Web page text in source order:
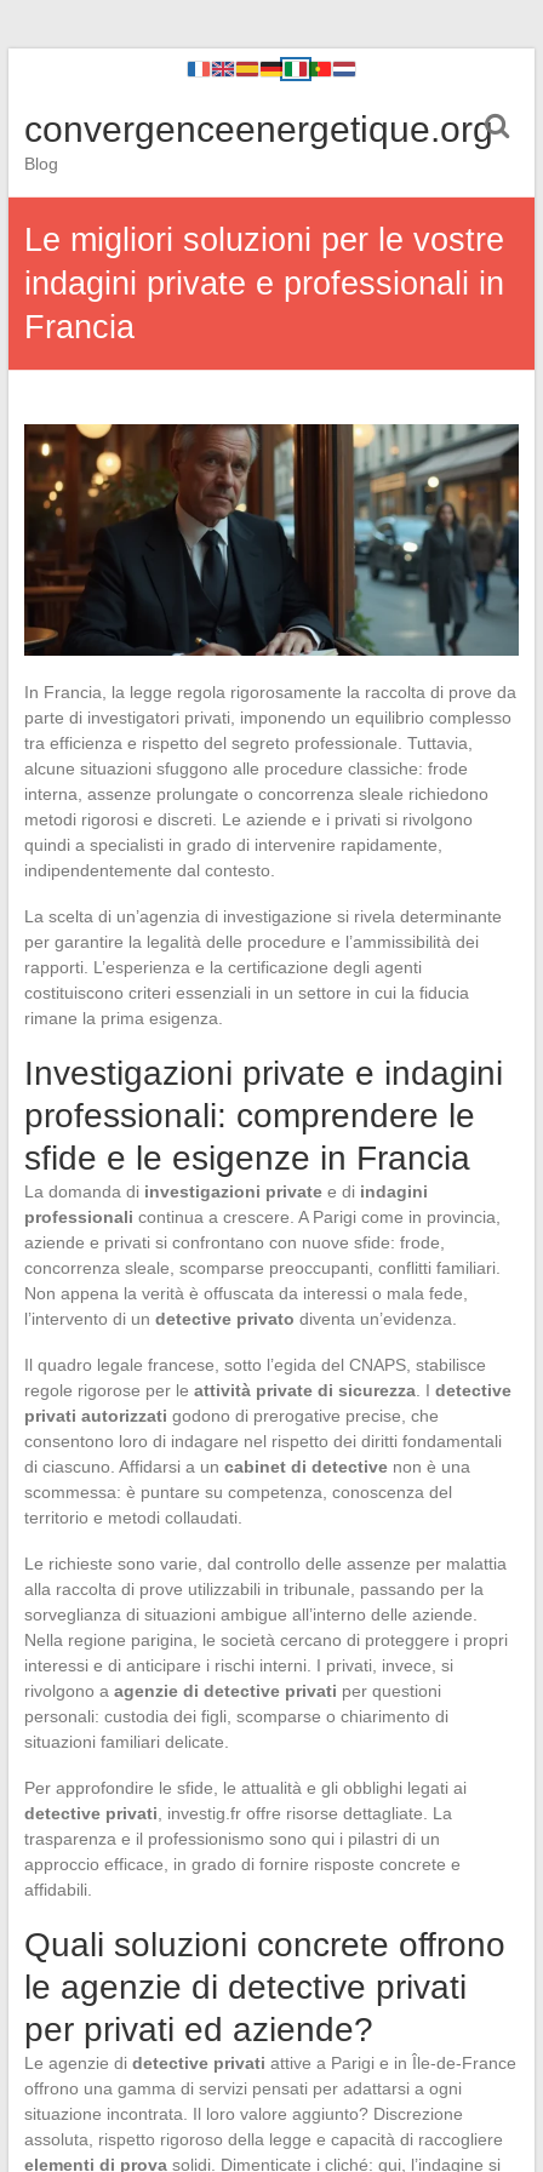
convergenceenergetique.org
Blog
Le migliori soluzioni per le vostre
indagini private e professionali in
Francia
In Francia, la legge regola rigorosamente la raccolta di prove da
parte di investigatori privati, imponendo un equilibrio complesso
tra efficienza e rispetto del segreto professionale. Tuttavia,
alcune situazioni sfuggono alle procedure classiche: frode
interna, assenze prolungate o concorrenza sleale richiedono
metodi rigorosi e discreti. Le aziende e i privati si rivolgono
quindi a specialisti in grado di intervenire rapidamente,
indipendentemente dal contesto.
La scelta di un’agenzia di investigazione si rivela determinante
per garantire la legalità delle procedure e l’ammissibilità dei
rapporti. L’esperienza e la certificazione degli agenti
costituiscono criteri essenziali in un settore in cui la fiducia
rimane la prima esigenza.
Investigazioni private e indagini
professionali: comprendere le
sfide e le esigenze in Francia
La domanda di investigazioni privatee di indagini
professionali continua a crescere. A Parigi come in provincia,
aziende e privati si confrontano con nuove sfide: frode,
concorrenza sleale, scomparse preoccupanti, conflitti familiari.
Non appena la verità è offuscata da interessi o mala fede,
l’intervento di un detective privato diventa un’evidenza.
Il quadro legale francese, sotto l’egida del CNAPS, stabilisce
regole rigorose per le attività private di sicurezza. I detective
privati autorizzati godono di prerogative precise, che
consentono loro di indagare nel rispetto dei diritti fondamentali
di ciascuno. Affidarsi a un cabinet di detectivenon è una
scommessa: è puntare su competenza, conoscenza del
territorio e metodi collaudati.
Le richieste sono varie, dal controllo delle assenze per malattia
alla raccolta di prove utilizzabili in tribunale, passando per la
sorveglianza di situazioni ambigue all’interno delle aziende.
Nella regione parigina, le società cercano di proteggere i propri
interessi e di anticipare i rischi interni. I privati, invece, si
rivolgono a agenzie di detective privati per questioni
personali: custodia dei figli, scomparse o chiarimento di
situazioni familiari delicate.
Per approfondire le sfide, le attualità e gli obblighi legati ai
detective privati , investig.fr offre risorse dettagliate. La
trasparenza e il professionismo sono qui i pilastri di un
approccio efficace, in grado di fornire risposte concrete e
affidabili.
Quali soluzioni concrete offrono
le agenzie di detective privati
per privati ed aziende?
Le agenzie di detective privati attive a Parigi e in Île-de-France
offrono una gamma di servizi pensati per adattarsi a ogni
situazione incontrata. Il loro valore aggiunto? Discrezione
assoluta, rispetto rigoroso della legge e capacità di raccogliere
elementi di provasolidi. Dimenticate i cliché: qui, l’indagine si